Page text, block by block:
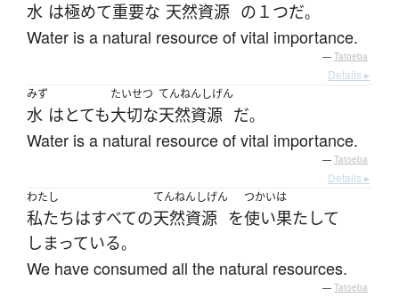
水 は極めて重要な 天然資源 の １つだ。
Water is a natural resource of vital importance.
— Tatoeba
Details ▸
みず
水 はとても
たいせつ
大切な
てんねんしげん
天然資源 だ。
Water is a natural resource of vital importance.
— Tatoeba
Details ▸
わたし
私たちはすべての
てんねんしげん
天然資源 を
つかいは
使い果たして
しまっている。
We have consumed all the natural resources.
— Tatoeba